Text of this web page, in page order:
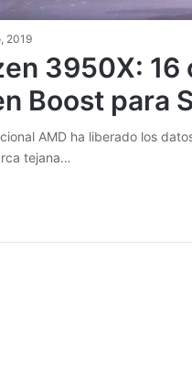
2019
3950X:
Boost para
AMD ha liberado los
tejana…